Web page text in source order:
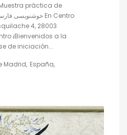
práctica de
4, 28003
¡Bienvenidos a la
de iniciación...
Madrid España